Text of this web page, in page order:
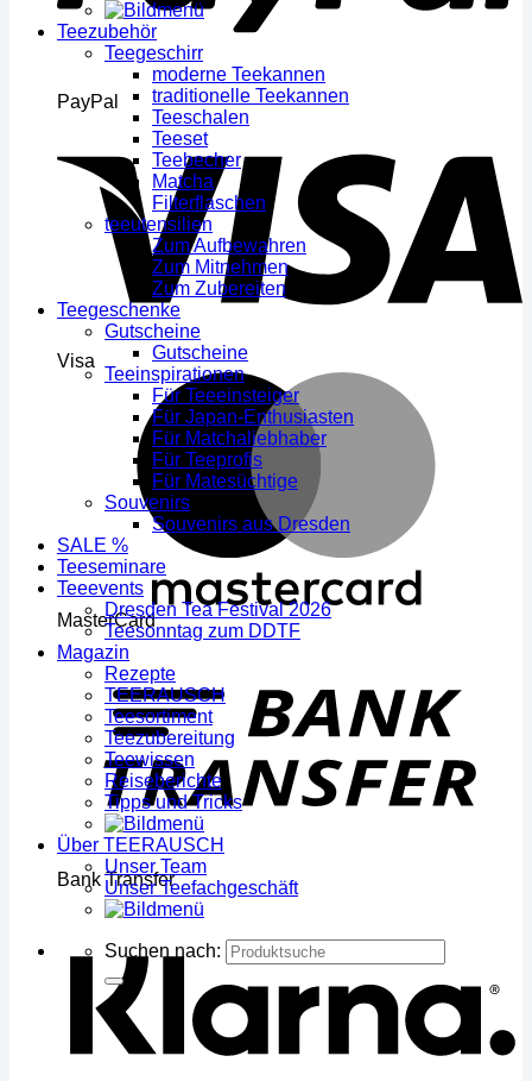
PayPal
Visa
MasterCard
Bank Transfer
Teezubehör
Teegeschirr
moderne Teekannen
traditionelle Teekannen
Teeschalen
Teeset
Teebecher
Matcha
Filterflaschen
teeutensilien
Zum Aufbewahren
Zum Mitnehmen
Zum Zubereiten
Teegeschenke
Gutscheine
Gutscheine
Teeinspirationen
Für Teeeinsteiger
Für Japan-Enthusiasten
Für Matchaliebhaber
Für Teeprofis
Für Matesüchtige
Souvenirs
Souvenirs aus Dresden
SALE %
Teeseminare
Teeevents
Dresden Tea Festival 2026
Teesonntag zum DDTF
Magazin
Rezepte
TEERAUSCH
Teesortiment
Teezubereitung
Teewissen
Reiseberichte
Tipps und Tricks
Über TEERAUSCH
Unser Team
Unser Teefachgeschäft
Suchen nach: